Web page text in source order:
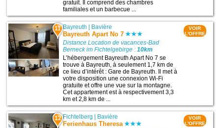
gratuit. Il comprend des chambres
familiales et un barbecue ...
11 Bayreuth | Bavière
Bayreuth Apart No 7
Distance Location de vacances-Bad
Berneck im Fichtelgebirge :10km
L’hébergement Bayreuth Apart No 7 se
trouve à Bayreuth, à seulement 1,7 km de
ce lieu d’intérêt : Gare de Bayreuth. Il met à
votre disposition une connexion Wi-Fi
gratuite et offre une vue sur la montagne.
Cet appartement est à respectivement 3,3
km et 2,8 km de ...
VOIR
L'OFFRE
12 Fichtelberg | Bavière
Ferienhaus Theresa
VOIR
L'OFFRE